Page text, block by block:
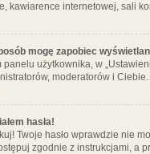
kawiarence internetowej, sali
mogę zapobiec
panelu użytkownika, w
moderatorów i
hasła!
Twoje hasło wprawdzie nie
zgodnie z instrukcjami, a